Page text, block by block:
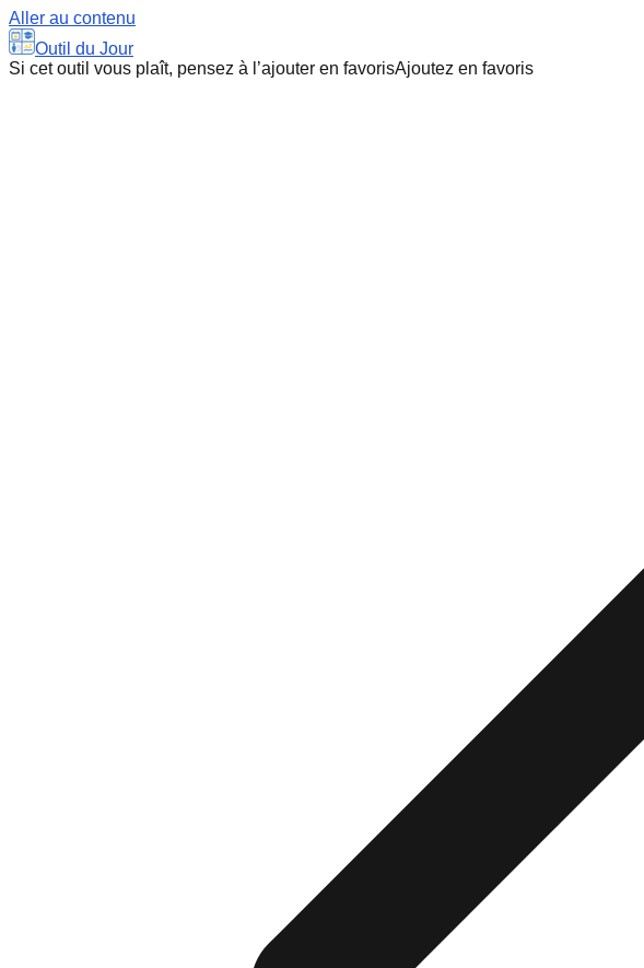
Aller au contenu
Outil du Jour
Si cet outil vous plaît, pensez à l’ajouter en favorisAjoutez en favoris